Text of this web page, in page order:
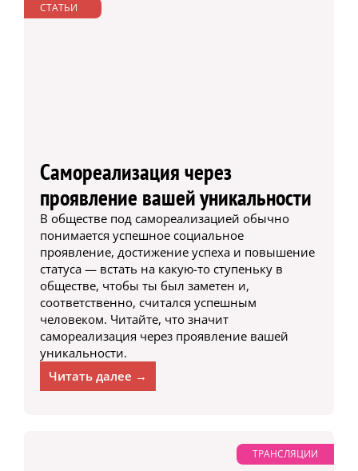
СТАТЬИ
Самореализация через
проявление вашей уникальности
В обществе под самореализацией обычно
понимается успешное социальное
проявление, достижение успеха и повышение
статуса — встать на какую-то ступеньку в
обществе, чтобы ты был заметен и,
соответственно, считался успешным
человеком. Читайте, что значит
самореализация через проявление вашей
уникальности.
Читать далее →
ТРАНСЛЯЦИИ